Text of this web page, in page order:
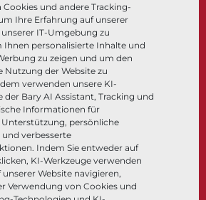
und andere Tracking-
Ihre Erfahrung auf unserer
IT-Umgebung zu
Ihnen personalisierte Inhalte und
zu zeigen und um den
Nutzung der Website zu
verwenden unsere KI-
der Bary AI Assistant, Tracking und
Informationen für
persönliche
verbesserte
Indem Sie entweder auf
KI-Werkzeuge verwenden
Website navigieren,
Verwendung von Cookies und
Dokumentation
Dokumente
Wissenszentrum
Software
Werkstoffauswahl